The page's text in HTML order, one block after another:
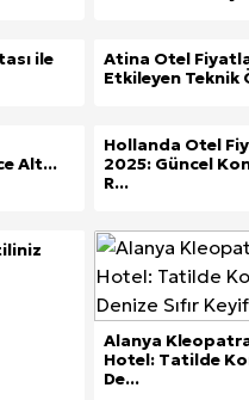
ile
Atina Otel
Etkileyen Teknik
Alt...
Hollanda Otel
2025: Güncel
R...
Alanya
Hotel: Tatilde
De...